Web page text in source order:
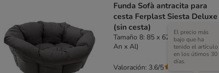
Funda Sofà antracita para
cesta Ferplast Siesta Deluxe
(sin cesta)
Tamaño 8: 85 x 62 x 28,5 cm (L x
An x Al)
El precio más
bajo que ha
tenido el artículo
en los útimos 30
días.
Valoración: 3.6/5